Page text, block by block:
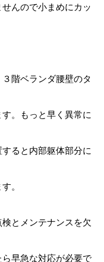
んので小まめにカッ
階ベランダ腰壁のタ
。もっと早く異常に
ると内部躯体部分に
。
とメンテナンスを欠
早急な対応が必要で